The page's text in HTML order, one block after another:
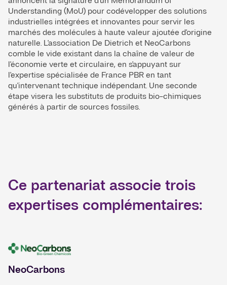
Understanding (MoU) pour codévelopper des solutions
industrielles intégrées et innovantes pour servir les
marchés des molécules à haute valeur ajoutée d'origine
naturelle. L'association De Dietrich et NeoCarbons
comble le vide existant dans la chaîne de valeur de
l'économie verte et circulaire, en s'appuyant sur
l'expertise spécialisée de France PBR en tant
qu'intervenant technique indépendant. Une seconde
étape visera les substituts de produits bio-chimiques
générés à partir de sources fossiles.
Ce partenariat associe trois
expertises complémentaires:
NeoCarbons